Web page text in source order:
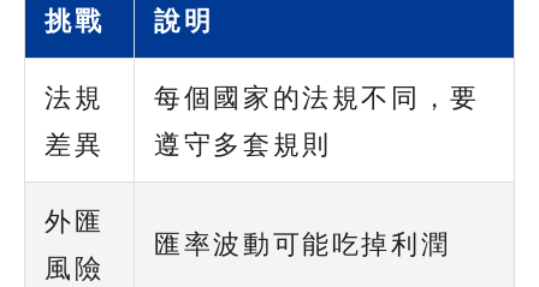
挑戰 說明
法規
差異
每個國家的法規不同，要
遵守多套規則
外匯
風險
匯率波動可能吃掉利潤